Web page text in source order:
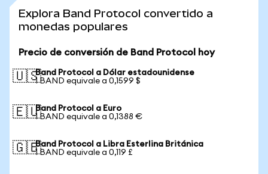
Explora Band Protocol convertido a
monedas populares
Precio de conversión de Band Protocol hoy
🇺🇸Band Protocol a Dólar estadounidense
1 BAND equivale a 0,1599 $
🇪🇺Band Protocol a Euro
1 BAND equivale a 0,1388 €
🇬🇧Band Protocol a Libra Esterlina Británica
1 BAND equivale a 0,119 £